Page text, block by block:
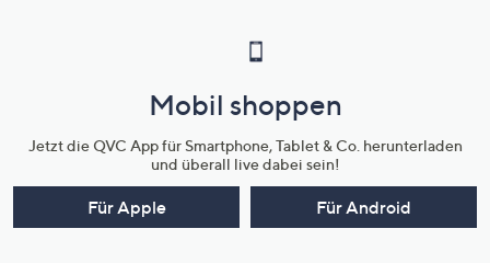
Mobil shoppen
Jetzt die QVC App für Smartphone, Tablet & Co. herunterladen
und überall live dabei sein!
Für Apple Für Android